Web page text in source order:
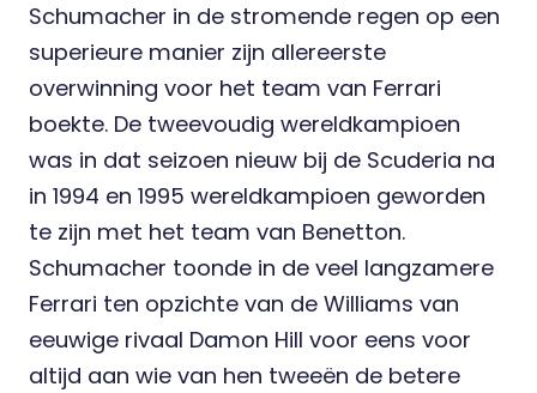
Schumacher in de stromende regen op een
superieure manier zijn allereerste
overwinning voor het team van Ferrari
boekte. De tweevoudig wereldkampioen
was in dat seizoen nieuw bij de Scuderia na
in 1994 en 1995 wereldkampioen geworden
te zijn met het team van Benetton.
Schumacher toonde in de veel langzamere
Ferrari ten opzichte van de Williams van
eeuwige rivaal Damon Hill voor eens voor
altijd aan wie van hen tweeën de betere